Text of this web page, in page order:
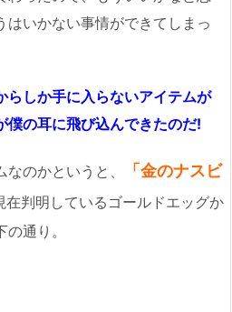
はいかない事情ができてしまっ
らしか手に入らないアイテムが
僕の耳に飛び込んできたのだ!
のかというと、
「金のナスビ
在判明しているゴールドエッグか
通り。